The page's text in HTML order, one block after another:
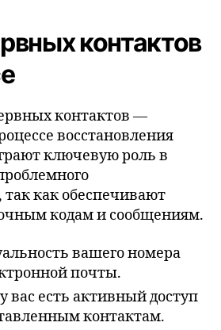
контактов
контактов —
восстановления
ключевую роль в
так как обеспечивают
кодам и сообщениям.
вашего номера
почты.
вас есть активный доступ
контактам.